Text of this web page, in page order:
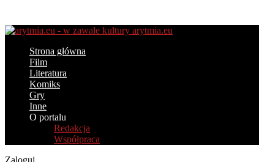
arytmia.eu
Strona główna
Film
Literatura
Komiks
Gry
Inne
O portalu
Redakcja
Współpraca
Zaloguj